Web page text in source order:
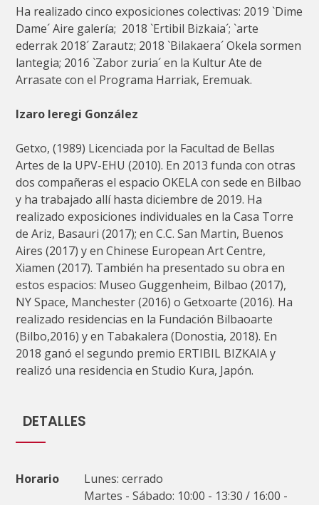
Ha realizado cinco exposiciones colectivas: 2019 `Dime
Dame´ Aire galería; 2018 `Ertibil Bizkaia´; `arte
ederrak 2018´ Zarautz; 2018 `Bilakaera´ Okela sormen
lantegia; 2016 `Zabor zuria´ en la Kultur Ate de
Arrasate con el Programa Harriak, Eremuak.
Izaro Ieregi González
Getxo, (1989) Licenciada por la Facultad de Bellas
Artes de la UPV-EHU (2010). En 2013 funda con otras
dos compañeras el espacio OKELA con sede en Bilbao
y ha trabajado allí hasta diciembre de 2019. Ha
realizado exposiciones individuales en la Casa Torre
de Ariz, Basauri (2017); en C.C. San Martin, Buenos
Aires (2017) y en Chinese European Art Centre,
Xiamen (2017). También ha presentado su obra en
estos espacios: Museo Guggenheim, Bilbao (2017),
NY Space, Manchester (2016) o Getxoarte (2016). Ha
realizado residencias en la Fundación Bilbaoarte
(Bilbo,2016) y en Tabakalera (Donostia, 2018). En
2018 ganó el segundo premio ERTIBIL BIZKAIA y
realizó una residencia en Studio Kura, Japón.
DETALLES
Horario
Lunes: cerrado
Martes - Sábado: 10:00 - 13:30 / 16:00 -